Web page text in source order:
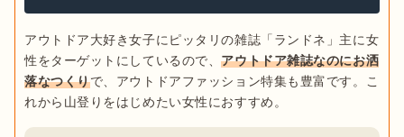
アウトドア大好き女子にピッタリの雑誌「ランドネ」主に女
性をターゲットにしているので、アウトドア雑誌なのにお洒
落なつくりで、アウトドアファッション特集も豊富です。こ